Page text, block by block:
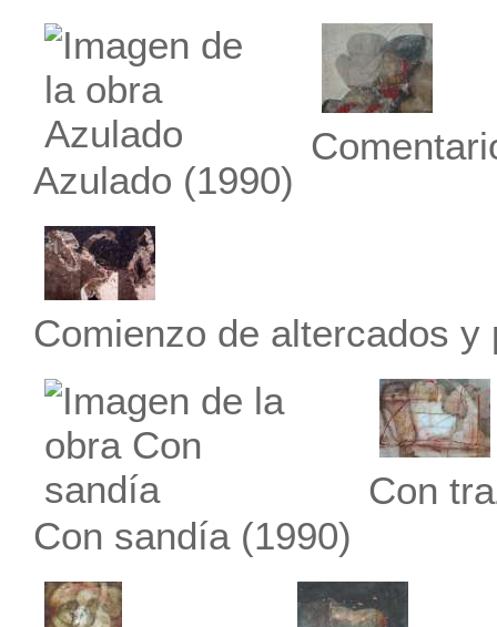
Azulado (1990)
Comienzo de altercados y
Con sandía(1990)
Con